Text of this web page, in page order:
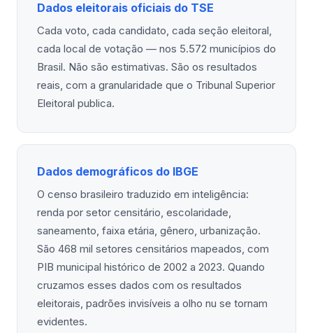
Dados eleitorais oficiais do TSE
Cada voto, cada candidato, cada seção eleitoral,
cada local de votação — nos 5.572 municípios do
Brasil. Não são estimativas. São os resultados
reais, com a granularidade que o Tribunal Superior
Eleitoral publica.
Dados demográficos do IBGE
O censo brasileiro traduzido em inteligência:
renda por setor censitário, escolaridade,
saneamento, faixa etária, gênero, urbanização.
São 468 mil setores censitários mapeados, com
PIB municipal histórico de 2002 a 2023. Quando
cruzamos esses dados com os resultados
eleitorais, padrões invisíveis a olho nu se tornam
evidentes.